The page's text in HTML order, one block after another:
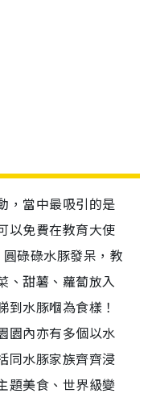
，當中最吸引的是
以免費在教育大使
碌碌水豚發呆，教
、甜薯、蘿蔔放入
水豚嗰為食樣！
園內亦有多個以水
同水豚家族齊齊浸
題美食、世界級變